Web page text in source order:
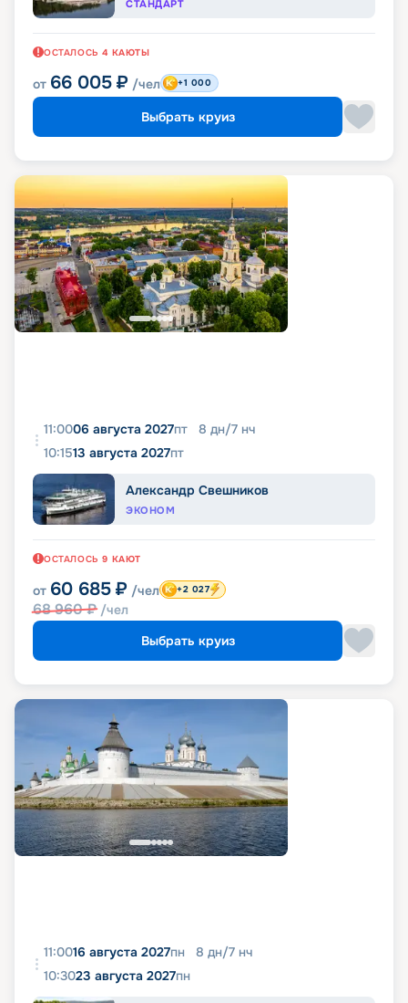
СТАНДАРТ
ОСТАЛОСЬ 4 КАЮТЫ
от 66 005 ₽ /чел +1 000
Выбрать круиз
11:0006 августа 2027пт 8 дн/7 нч
10:1513 августа 2027пт
Александр Свешников
ЭКОНОМ
ОСТАЛОСЬ 9 КАЮТ
от 60 685 ₽ /чел
68 960₽ /чел
+2 027
Выбрать круиз
11:0016 августа 2027пн 8 дн/7 нч
10:3023 августа 2027пн